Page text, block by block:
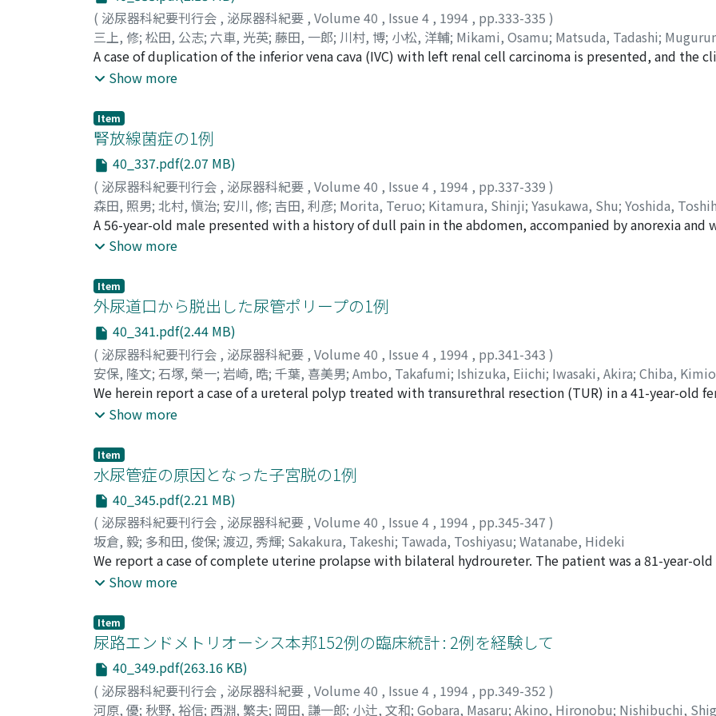
( 泌尿器科紀要刊行会 , 泌尿器科紀要 , Volume 40 , Issue 4 , 1994 , pp.333-335 )
三上, 修; 松田, 公志; 六車, 光英; 藤田, 一郎; 川村, 博; 小松, 洋輔; Mikami, Osamu; Matsuda, Tadashi;
Ichiro;Kawamura, Hiroshi;Komatz, Yosuke
A case of duplication of the inferior vena cava (IVC) with left renal cell carcinoma is presented, and the
radiological significance is discussed. Although computed tomographic (CT) scanning, inferior
occurred during the procedure. The patient subsequently required 7 units of blood, and suffered acute
months following the blood transfusion. However, no recurrences of renal cell carcinoma and hepatitis
four year after the procedure.
Show more
Item
腎放線菌症の1例
40_337.pdf(2.07 MB)
( 泌尿器科紀要刊行会 , 泌尿器科紀要 , Volume 40 , Issue 4 , 1994 , pp.337-339 )
森田, 照男; 北村, 愼治; 安川, 修; 吉田, 利彦; Morita, Teruo; Kitamura, Shinji; Yasukawa, Shu; Yoshida,
A 56-year-old male presented with a history of dull pain in the abdomen, accompanied by anorexia and
examination, he had a moderate tenderness in the right kidney region. Radiological investigation could
Preoperatively it is difficult to differentiate renal actinomycosis and renal tumor. Removal of the
by appropriate antibiotic therapy may be promptly curative.
Show more
Item
外尿道口から脱出した尿管ポリープの1例
40_341.pdf(2.44 MB)
( 泌尿器科紀要刊行会 , 泌尿器科紀要 , Volume 40 , Issue 4 , 1994 , pp.341-343 )
安保, 隆文; 石塚, 榮一; 岩崎, 晧; 千葉, 喜美男; Ambo, Takafumi; Ishizuka, Eiichi; Iwasaki, Akira; Chiba, Kimio
We herein report a case of a ureteral polyp treated with transurethral resection (TUR) in a 41-year-old
complaint of urethral tumor. Cystoscopic findings revealed the tumor originating from the right ureteral
was ureteral polyp. The postoperative course was uneventful without any signs of vesico-ureteral reflux
the polyp. This is the first case of ureteral polyp prolapsing from the external urethral meatus in the
Show more
Item
水尿管症の原因となった子宮脱の1例
40_345.pdf(2.21 MB)
( 泌尿器科紀要刊行会 , 泌尿器科紀要 , Volume 40 , Issue 4 , 1994 , pp.345-347 )
坂倉, 毅; 多和田, 俊保; 渡辺, 秀輝; Sakakura, Takeshi; Tawada, Toshiyasu; Watanabe, Hideki
We report a case of complete uterine prolapse with bilateral hydroureter. The patient was a 81-year-old
complete uterine prolapse suffering from dysuria and urinary incontinence. Bilateral moderate
hysterectomy. A brief discussion and review of the literature are given.
Show more
Item
尿路エンドメトリオーシス本邦152例の臨床統計 : 2例を経験して
40_349.pdf(263.16 KB)
( 泌尿器科紀要刊行会 , 泌尿器科紀要 , Volume 40 , Issue 4 , 1994 , pp.349-352 )
河原, 優; 秋野, 裕信; 西淵, 繁夫; 岡田, 謙一郎; 小辻, 文和; Gobara, Masaru; Akino, Hironobu; Nishibuchi,